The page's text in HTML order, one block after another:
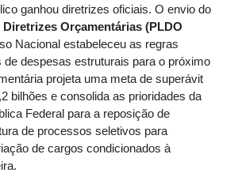
ganhou diretrizes oficiais. O envio do
Diretrizes Orçamentárias (PLDO
Nacional estabeleceu as regras
despesas estruturais para o próximo
projeta uma meta de superávit
bilhões e consolida as prioridades da
Federal para a reposição de
de processos seletivos para
de cargos condicionados à